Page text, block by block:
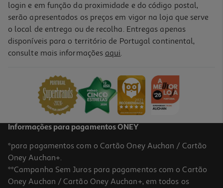
login e em função da proximidade e do código postal,
serão apresentados os preços em vigor na loja que serve
o local de entrega ou de recolha. Entregas apenas
disponíveis para o território de Portugal continental,
consulte mais informações aqui.
Informações para pagamentos ONEY
*para pagamentos com o Cartão Oney Auchan / Cartão
Oney Auchan+.
**Campanha Sem Juros para pagamentos com o Cartão
Oney Auchan / Cartão Oney Auchan+, em todos os